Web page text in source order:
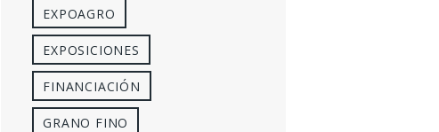
EXPOAGRO
EXPOSICIONES
FINANCIACIÓN
GRANO FINO